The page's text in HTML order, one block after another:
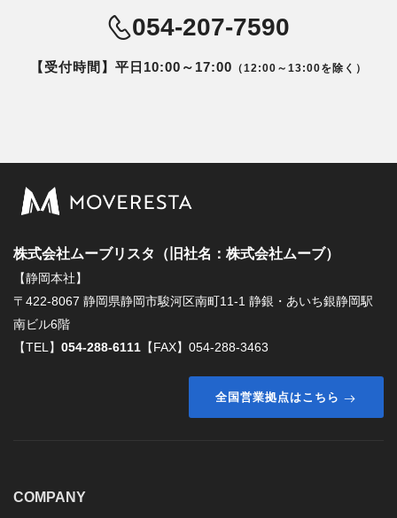
054-207-7590
【受付時間】平日10:00～17:00 （12:00～13:00を除く）
株式会社ムーブリスタ（旧社名：株式会社ムーブ）
【静岡本社】
〒422-8067 静岡県静岡市駿河区南町11-1 静銀・あいち銀静岡駅
南ビル6階
【TEL】 054-288-6111 【FAX】054-288-3463
全国営業拠点はこちら
COMPANY